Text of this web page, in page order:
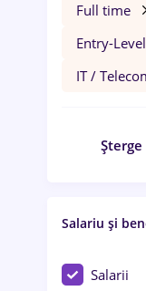
Full time
Entry-
IT /
Șterge
Salariu și
Salarii